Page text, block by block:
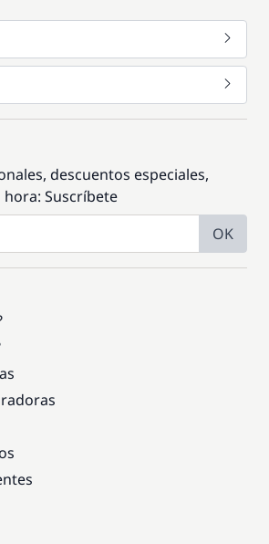
descuentos especiales,
Suscríbete
OK